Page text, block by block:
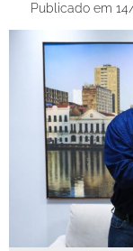
Publicado em